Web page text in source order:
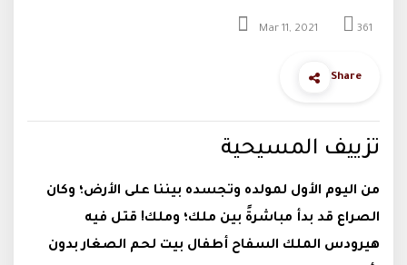
Mar 11, 2021 361
Share
تزييف المسيحية
من اليوم الأول لمولده وتجسده بيننا على الأرض؛ وكان
الصراع قد بدأ مباشرةً بين ملك؛ وملك! قتل فيه
هيرودس الملك السفاح أطفال بيت لحم الصغار بدون